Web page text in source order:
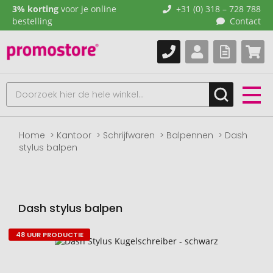
3% korting voor je online
bestelling
+31 (0) 318 – 728 788
Contact
Home Kantoor Schrijfwaren Balpennen
Dash
stylus balpen
Dash stylus balpen
Naar
48 UUR PRODUCTIE